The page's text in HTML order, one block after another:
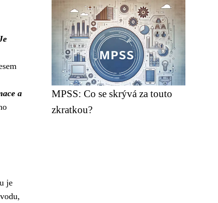
a
je
MPSS: Co se skrývá za touto
zkratkou?